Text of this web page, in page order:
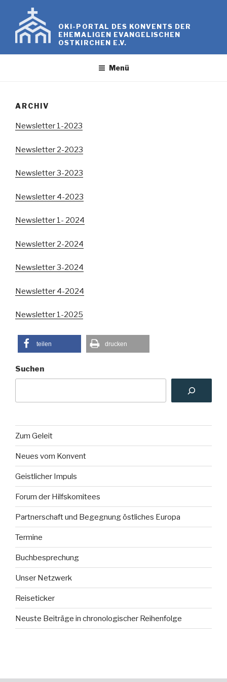
springen
OKI-PORTAL DES KONVENTS DER
EHEMALIGEN EVANGELISCHEN
OSTKIRCHEN E.V.
Menü
ARCHIV
Newsletter 1-2023
Newsletter 2-2023
Newsletter 3-2023
Newsletter 4-2023
Newsletter 1- 2024
Newsletter 2-2024
Newsletter 3-2024
Newsletter 4-2024
Newsletter 1-2025
teilen drucken
Suchen
Zum Geleit
Neues vom Konvent
Geistlicher Impuls
Forum der Hilfskomitees
Partnerschaft und Begegnung östliches Europa
Termine
Buchbesprechung
Unser Netzwerk
Reiseticker
Neuste Beiträge in chronologischer Reihenfolge